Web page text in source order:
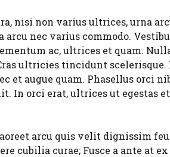
nisi non varius ultrices, urna
nec varius commodo.
ac, ultrices et quam.
ultricies tincidunt scelerisque.
et augue quam. Phasellus orci
In orci erat, ultrices ut egestas
arcu quis velit dignissim
cubilia curae; Fusce a ante at